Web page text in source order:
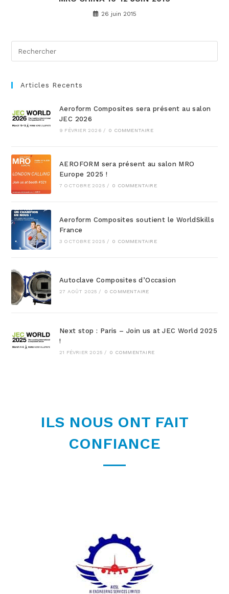
26 juin 2015
Articles Recents
Aeroform Composites sera présent au salon
JEC 2026
9 FÉVRIER 2026 / 0 COMMENTAIRE
AEROFORM sera présent au salon MRO
Europe 2025 !
7 OCTOBRE 2025 / 0 COMMENTAIRE
Aeroform Composites soutient le WorldSkills
France
3 OCTOBRE 2025 / 0 COMMENTAIRE
Autoclave Composites d’Occasion
27 AOÛT 2025 / 0 COMMENTAIRE
Next stop : Paris – Join us at JEC World 2025
!
21 FÉVRIER 2025 / 0 COMMENTAIRE
ILS NOUS ONT FAIT
CONFIANCE